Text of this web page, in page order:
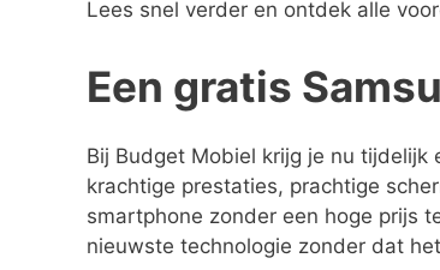
Lees snel verder en ontdek alle
Een gratis
Bij Budget Mobiel krijg je nu
krachtige prestaties, prachtige
smartphone zonder een hoge prijs
nieuwste technologie zonder dat